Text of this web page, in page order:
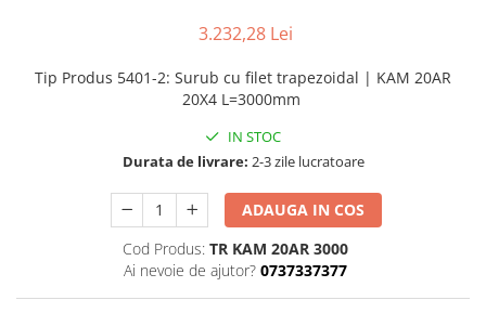
3.232,28 Lei
Tip Produs 5401-2: Surub cu filet trapezoidal | KAM 20AR
20X4 L=3000mm
IN STOC
Durata de livrare: 2-3 zile lucratoare
ADAUGA IN COS
Cod Produs: TR KAM 20AR 3000
Ai nevoie de ajutor? 0737337377